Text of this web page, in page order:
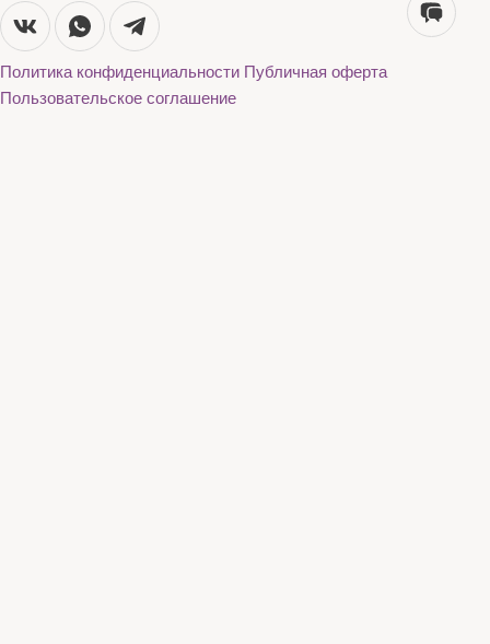
Политика конфиденциальности Публичная оферта
Пользовательское соглашение